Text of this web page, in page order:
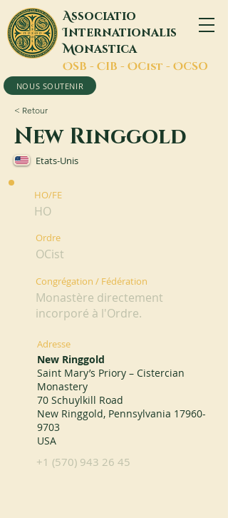
Associatio
Internationalis
Monastica
OSB - CIB - OCist - OCSO
NOUS SOUTENIR
< Retour
New Ringgold
Etats-Unis
HO/FE
HO
Ordre
OCist
Congrégation / Fédération
Monastère directement
incorporé à l'Ordre.
Adresse
New Ringgold
Saint Mary’s Priory – Cistercian
Monastery
70 Schuylkill Road
New Ringgold, Pennsylvania 17960-
9703
USA
+1 (570) 943 26 45